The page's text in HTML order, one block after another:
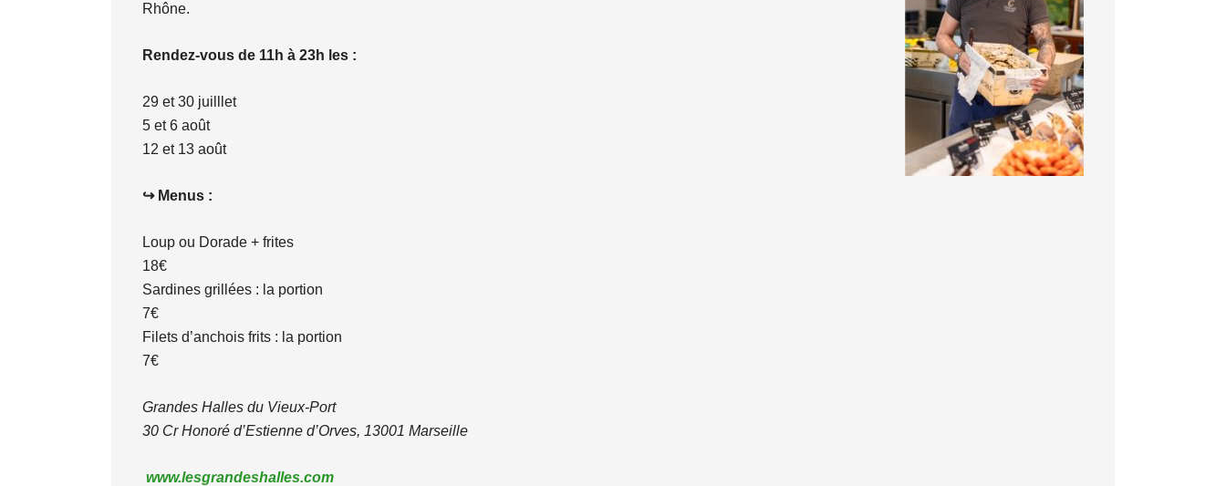
Rhône.
Rendez-vous de 11h à 23h les :
29 et 30 juilllet
5 et 6 août
12 et 13 août
↪ Menus :
Loup ou Dorade + frites
18€
Sardines grillées : la portion
7€
Filets d’anchois frits : la portion
7€
Grandes Halles du Vieux-Port
30 Cr Honoré d’Estienne d’Orves, 13001 Marseille
www.lesgrandeshalles.com